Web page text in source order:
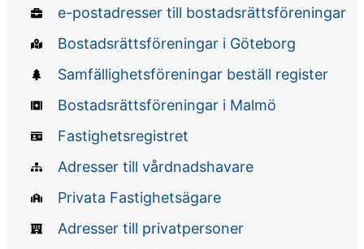
e-postadresser till bostadsrättsföreningar
Bostadsrättsföreningar i Göteborg
Samfällighetsföreningar beställ register
Bostadsrättsföreningar i Malmö
Fastighetsregistret
Adresser till vårdnadshavare
Privata Fastighetsägare
Adresser till privatpersoner